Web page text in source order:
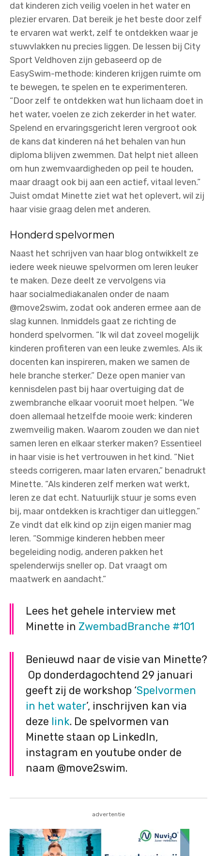
dat kinderen zich veilig voelen in het water en
plezier ervaren. Dat bereik je het beste door zelf
te ervaren wat werkt, zelf te ontdekken waar je
stuwvlakken nu precies liggen. De lessen bij City
Sport Veldhoven zijn gebaseerd op de
EasySwim-methode: kinderen krijgen ruimte om
te bewegen, te spelen en te experimenteren.
“Door zelf te ontdekken wat hun lichaam doet in
het water, voelen ze zich zekerder in het water.
Spelend en ervaringsgericht leren vergroot ook
de kans dat kinderen ná het behalen van hun
diploma blijven zwemmen. Dat helpt niet alleen
om hun zwemvaardigheden op peil te houden,
maar draagt ook bij aan een actief, vitaal leven.”
Juist omdat Minette ziet wat het oplevert, wil zij
haar visie graag delen met anderen.
Honderd spelvormen
Naast het schrijven van haar blog ontwikkelt ze
iedere week nieuwe spelvormen om leren leuker
te maken. Deze deelt ze vervolgens via
haar socialmediakanalen onder de naam
@move2swim, zodat ook anderen ermee aan de
slag kunnen. Inmiddels gaat ze richting de
honderd spelvormen. “Ik wil dat zoveel mogelijk
kinderen profiteren van een leuke zwemles. Als ik
docenten kan inspireren, maken we samen de
hele branche sterker.” Deze open manier van
kennisdelen past bij haar overtuiging dat de
zwembranche elkaar vooruit moet helpen. “We
doen allemaal hetzelfde mooie werk: kinderen
zwemveilig maken. Waarom zouden we dan niet
samen leren en elkaar sterker maken? Essentieel
in haar visie is het vertrouwen in het kind. “Niet
steeds corrigeren, maar laten ervaren,” benadrukt
Minette. “Als kinderen zelf merken wat werkt,
leren ze dat echt. Natuurlijk stuur je soms even
bij, maar ontdekken is krachtiger dan uitleggen.”
Ze vindt dat elk kind op zijn eigen manier mag
leren. “Sommige kinderen hebben meer
begeleiding nodig, anderen pakken het
spelenderwijs sneller op. Dat vraagt om
maatwerk en aandacht.”
Lees het gehele interview met
Minette in ZwembadBranche #101
Benieuwd naar de visie van Minette?
Op donderdagochtend 29 januari
geeft zij de workshop ‘Spelvormen
in het water’, inschrijven kan via
deze link. De spelvormen van
Minette staan op LinkedIn,
instagram en youtube onder de
naam @move2swim.
advertentie